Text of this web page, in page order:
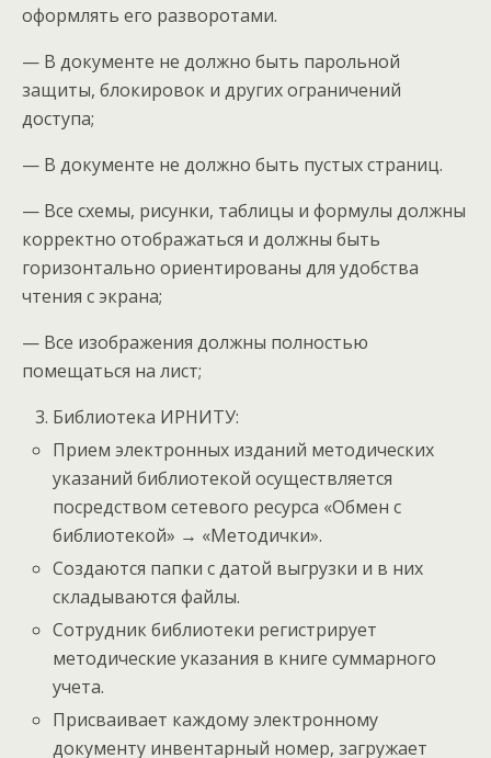
оформлять его разворотами.
— В документе не должно быть парольной
защиты, блокировок и других ограничений
доступа;
— В документе не должно быть пустых страниц.
— Все схемы, рисунки, таблицы и формулы должны
корректно отображаться и должны быть
горизонтально ориентированы для удобства
чтения с экрана;
— Все изображения должны полностью
помещаться на лист;
Библиотека ИРНИТУ:
Прием электронных изданий методических
указаний библиотекой осуществляется
посредством сетевого ресурса «Обмен с
библиотекой» → «Методички».
Создаются папки с датой выгрузки и в них
складываются файлы.
Сотрудник библиотеки регистрирует
методические указания в книге суммарного
учета.
Присваивает каждому электронному
документу инвентарный номер, загружает